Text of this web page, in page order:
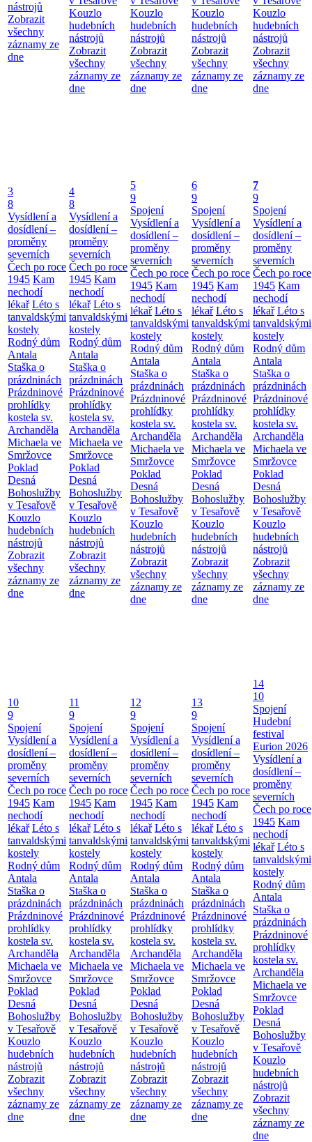
nástrojů
Zobrazit
všechny
záznamy ze
dne
Kouzlo
hudebních
nástrojů
Zobrazit
všechny
záznamy ze
dne
Kouzlo
hudebních
nástrojů
Zobrazit
všechny
záznamy ze
dne
Kouzlo
hudebních
nástrojů
Zobrazit
všechny
záznamy ze
dne
Kouzlo
hudebních
nástrojů
Zobrazit
všechny
záznamy ze
dne
3
8
Vysídlení a
dosídlení –
proměny
severních
Čech po roce
1945 Kam
nechodí
lékař Léto s
tanvaldskými
kostely
Rodný dům
Antala
Staška o
prázdninách
Prázdninové
prohlídky
kostela sv.
Archanděla
Michaela ve
Smržovce
Poklad
Desná
Bohoslužby
v Tesařově
Kouzlo
hudebních
nástrojů
Zobrazit
všechny
záznamy ze
dne
4
8
Vysídlení a
dosídlení –
proměny
severních
Čech po roce
1945 Kam
nechodí
lékař Léto s
tanvaldskými
kostely
Rodný dům
Antala
Staška o
prázdninách
Prázdninové
prohlídky
kostela sv.
Archanděla
Michaela ve
Smržovce
Poklad
Desná
Bohoslužby
v Tesařově
Kouzlo
hudebních
nástrojů
Zobrazit
všechny
záznamy ze
dne
5
9
Spojení
Vysídlení a
dosídlení –
proměny
severních
Čech po roce
1945 Kam
nechodí
lékař Léto s
tanvaldskými
kostely
Rodný dům
Antala
Staška o
prázdninách
Prázdninové
prohlídky
kostela sv.
Archanděla
Michaela ve
Smržovce
Poklad
Desná
Bohoslužby
v Tesařově
Kouzlo
hudebních
nástrojů
Zobrazit
všechny
záznamy ze
dne
6
9
Spojení
Vysídlení a
dosídlení –
proměny
severních
Čech po roce
1945 Kam
nechodí
lékař Léto s
tanvaldskými
kostely
Rodný dům
Antala
Staška o
prázdninách
Prázdninové
prohlídky
kostela sv.
Archanděla
Michaela ve
Smržovce
Poklad
Desná
Bohoslužby
v Tesařově
Kouzlo
hudebních
nástrojů
Zobrazit
všechny
záznamy ze
dne
7
9
Spojení
Vysídlení a
dosídlení –
proměny
severních
Čech po roce
1945 Kam
nechodí
lékař Léto s
tanvaldskými
kostely
Rodný dům
Antala
Staška o
prázdninách
Prázdninové
prohlídky
kostela sv.
Archanděla
Michaela ve
Smržovce
Poklad
Desná
Bohoslužby
v Tesařově
Kouzlo
hudebních
nástrojů
Zobrazit
všechny
záznamy ze
dne
10
9
Spojení
Vysídlení a
dosídlení –
proměny
severních
Čech po roce
1945 Kam
nechodí
lékař Léto s
tanvaldskými
kostely
Rodný dům
Antala
Staška o
prázdninách
Prázdninové
prohlídky
kostela sv.
Archanděla
Michaela ve
Smržovce
Poklad
Desná
Bohoslužby
v Tesařově
Kouzlo
hudebních
nástrojů
Zobrazit
všechny
záznamy ze
dne
11
9
Spojení
Vysídlení a
dosídlení –
proměny
severních
Čech po roce
1945 Kam
nechodí
lékař Léto s
tanvaldskými
kostely
Rodný dům
Antala
Staška o
prázdninách
Prázdninové
prohlídky
kostela sv.
Archanděla
Michaela ve
Smržovce
Poklad
Desná
Bohoslužby
v Tesařově
Kouzlo
hudebních
nástrojů
Zobrazit
všechny
záznamy ze
dne
12
9
Spojení
Vysídlení a
dosídlení –
proměny
severních
Čech po roce
1945 Kam
nechodí
lékař Léto s
tanvaldskými
kostely
Rodný dům
Antala
Staška o
prázdninách
Prázdninové
prohlídky
kostela sv.
Archanděla
Michaela ve
Smržovce
Poklad
Desná
Bohoslužby
v Tesařově
Kouzlo
hudebních
nástrojů
Zobrazit
všechny
záznamy ze
dne
13
9
Spojení
Vysídlení a
dosídlení –
proměny
severních
Čech po roce
1945 Kam
nechodí
lékař Léto s
tanvaldskými
kostely
Rodný dům
Antala
Staška o
prázdninách
Prázdninové
prohlídky
kostela sv.
Archanděla
Michaela ve
Smržovce
Poklad
Desná
Bohoslužby
v Tesařově
Kouzlo
hudebních
nástrojů
Zobrazit
všechny
záznamy ze
dne
14
10
Spojení
Hudební
festival
Eurion 2026
Vysídlení a
dosídlení –
proměny
severních
Čech po roce
1945 Kam
nechodí
lékař Léto s
tanvaldskými
kostely
Rodný dům
Antala
Staška o
prázdninách
Prázdninové
prohlídky
kostela sv.
Archanděla
Michaela ve
Smržovce
Poklad
Desná
Bohoslužby
v Tesařově
Kouzlo
hudebních
nástrojů
Zobrazit
všechny
záznamy ze
dne